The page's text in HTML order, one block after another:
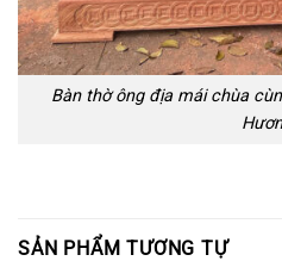
Bàn thờ ông địa mái chùa
SẢN PHẨM TƯƠNG TỰ